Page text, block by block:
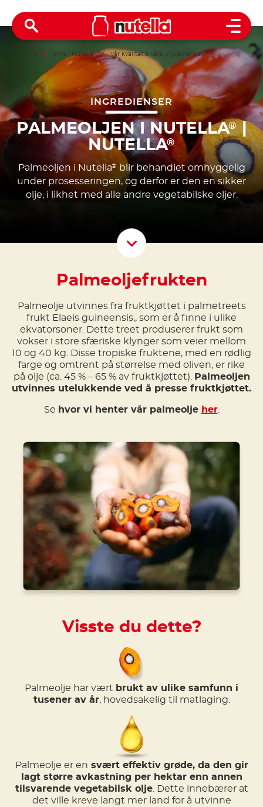
Open
Inne i Nutella® Vår kvalitet & våre ingredienser
INGREDIENSER
PALMEOLJEN I NUTELLA®|
NUTELLA®
Palmeoljen i Nutella®
blir behandlet omhyggelig
under prosesseringen, og derfor er den en sikker
olje, i likhet med alle andre vegetabilske oljer.
Scroll
Palmeoljefrukten
Palmeolje utvinnes fra fruktkjøttet i palmetreets
frukt Elaeis guineensis,, som er å finne i ulike
ekvatorsoner. Dette treet produserer frukt som
vokser i store sfæriske klynger som veier mellom
10 og 40 kg. Disse tropiske fruktene, med en rødlig
farge og omtrent på størrelse med oliven, er rike
på olje (ca. 45 % – 65 % av fruktkjøttet). Palmeoljen
utvinnes utelukkende ved å presse fruktkjøttet.
Se hvor vi henter vår palmeolje her.
Visste du dette?
Palmeolje har vært brukt av ulike samfunn i
tusener av år, hovedsakelig til matlaging.
Palmeolje er en svært effektiv grøde, da den gir
lagt større avkastning per hektar enn annen
tilsvarende vegetabilsk olje. Dette innebærer at
det ville kreve langt mer land for å utvinne